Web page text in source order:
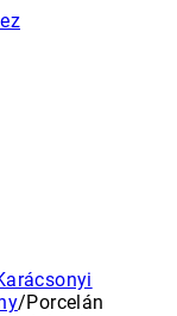
/Porcelán